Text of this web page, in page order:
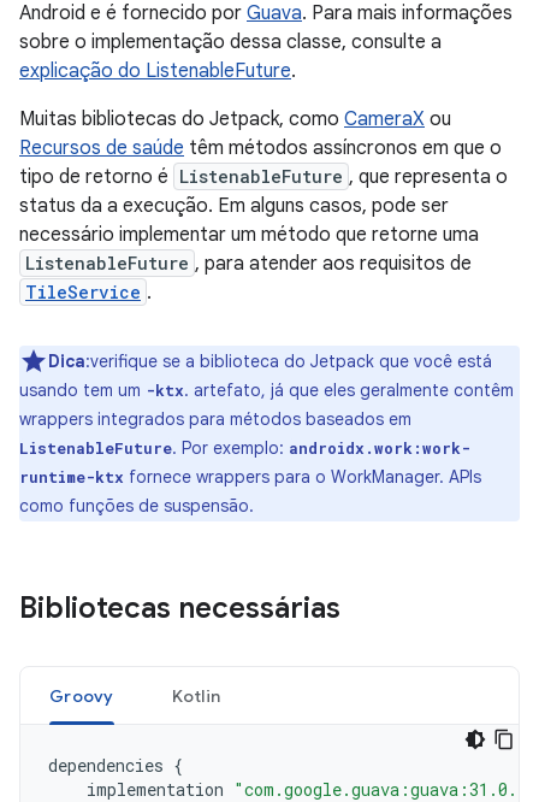
Android e é fornecido por Guava. Para mais informações
sobre o implementação dessa classe, consulte a
explicação do ListenableFuture.
Muitas bibliotecas do Jetpack, como CameraX ou
Recursos de saúde têm métodos assíncronos em que o
tipo de retorno é ListenableFuture , que representa o
status da a execução. Em alguns casos, pode ser
necessário implementar um método que retorne uma
ListenableFuture , para atender aos requisitos de
TileService .
Dica:verifique se a biblioteca do Jetpack que você está
usando tem um -ktx. artefato, já que eles geralmente contêm
wrappers integrados para métodos baseados em
ListenableFuture. Por exemplo: androidx.work:work-
runtime-ktx fornece wrappers para o WorkManager. APIs
como funções de suspensão.
Bibliotecas necessárias
Groovy Kotlin
dependencies {
implementation